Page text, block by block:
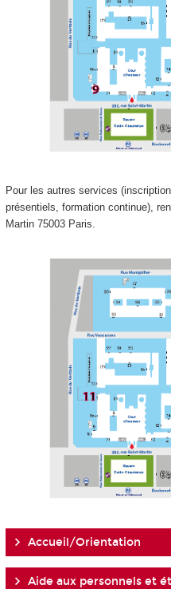
Pour les autres services
présentiels, formation continue),
Martin 75003 Paris.
Accueil/Orientation
Aide aux personnels et